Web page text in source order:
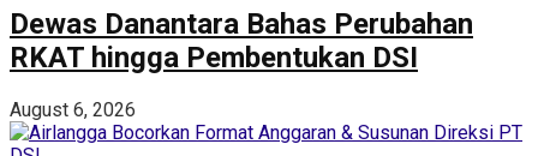
Dewas Danantara Bahas Perubahan
RKAT hingga Pembentukan DSI
August 6, 2026